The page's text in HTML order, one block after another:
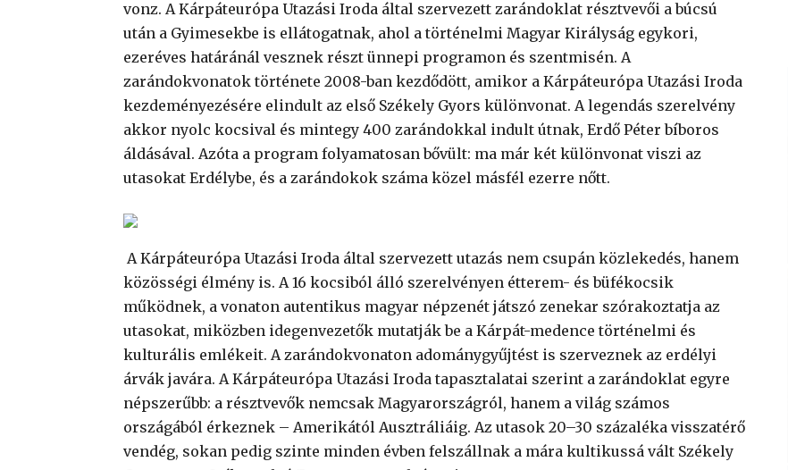
vonz. A Kárpáteurópa Utazási Iroda által szervezett zarándoklat résztvevői a búcsú
után a Gyimesekbe is ellátogatnak, ahol a történelmi Magyar Királyság egykori,
ezeréves határánál vesznek részt ünnepi programon és szentmisén. A
zarándokvonatok története 2008-ban kezdődött, amikor a Kárpáteurópa Utazási Iroda
kezdeményezésére elindult az első Székely Gyors különvonat. A legendás szerelvény
akkor nyolc kocsival és mintegy 400 zarándokkal indult útnak, Erdő Péter bíboros
áldásával. Azóta a program folyamatosan bővült: ma már két különvonat viszi az
utasokat Erdélybe, és a zarándokok száma közel másfél ezerre nőtt.
A Kárpáteurópa Utazási Iroda által szervezett utazás nem csupán közlekedés, hanem
közösségi élmény is. A 16 kocsiból álló szerelvényen étterem- és büfékocsik
működnek, a vonaton autentikus magyar népzenét játszó zenekar szórakoztatja az
utasokat, miközben idegenvezetők mutatják be a Kárpát-medence történelmi és
kulturális emlékeit. A zarándokvonaton adománygyűjtést is szerveznek az erdélyi
árvák javára. A Kárpáteurópa Utazási Iroda tapasztalatai szerint a zarándoklat egyre
népszerűbb: a résztvevők nemcsak Magyarországról, hanem a világ számos
országából érkeznek – Amerikától Ausztráliáig. Az utasok 20–30 százaléka visszatérő
vendég, sokan pedig szinte minden évben felszállnak a mára kultikussá vált Székely